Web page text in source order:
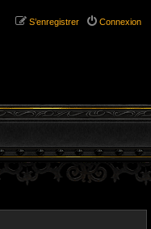
Connexion
S’enregistrer